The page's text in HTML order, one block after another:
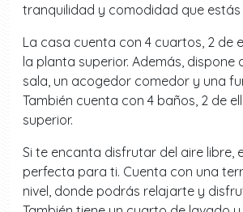
tranquilidad y comodidad que
La casa cuenta con 4 cuartos, 2 de
la planta superior. Además, dispone
sala, un acogedor comedor y una
También cuenta con 4 baños, 2 de
superior.
Si te encanta disfrutar del aire libre,
perfecta para ti. Cuenta con una
nivel, donde podrás relajarte y